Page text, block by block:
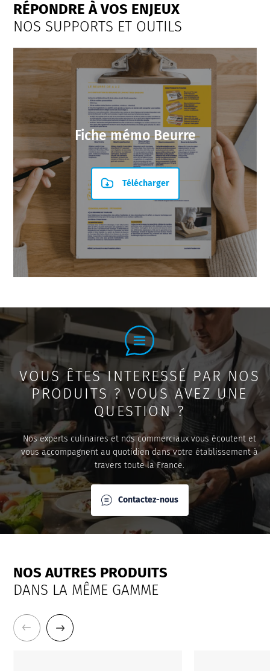
RÉPONDRE À VOS ENJEUX
NOS SUPPORTS ET OUTILS
Fiche mémo Beurre
Télécharger
VOUS ÊTES INTERESSÉ PAR NOS
PRODUITS ? VOUS AVEZ UNE
QUESTION ?
Nos experts culinaires et nos commerciaux vous écoutent et
vous accompagnent au quotidien dans votre établissement à
travers toute la France.
Contactez-nous
NOS AUTRES PRODUITS
DANS LA MÊME GAMME